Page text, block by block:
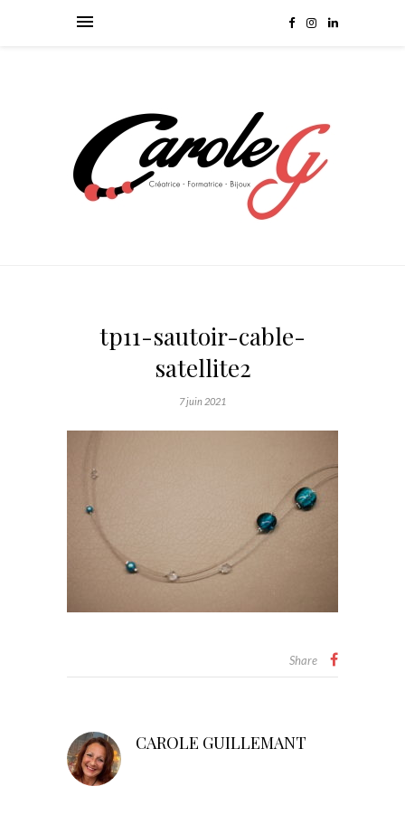
tp11-sautoir-cable-
satellite2
7 juin 2021
Share
CAROLE GUILLEMANT